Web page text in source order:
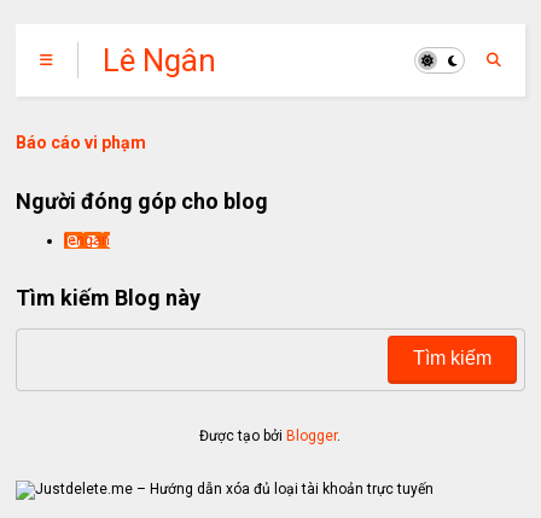
Lê Ngân
Báo cáo vi phạm
Người đóng góp cho blog
lengan
Tìm kiếm Blog này
Được tạo bởiBlogger.